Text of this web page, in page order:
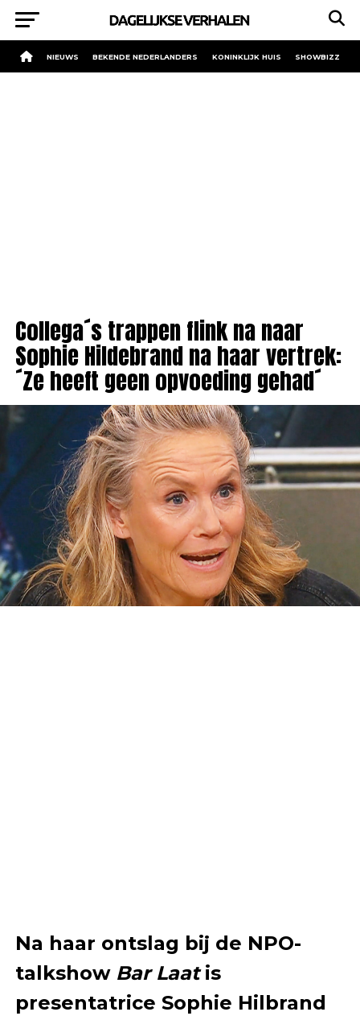
NIEUWS BEKENDE NEDERLANDERS KONINKLIJK HUIS SHOWBIZZ
Collega´s trappen flink na naar
Sophie Hildebrand na haar vertrek:
´Ze heeft geen opvoeding gehad´
Na haar ontslag bij de NPO-
talkshow Bar Laatis
presentatrice Sophie Hilbrand